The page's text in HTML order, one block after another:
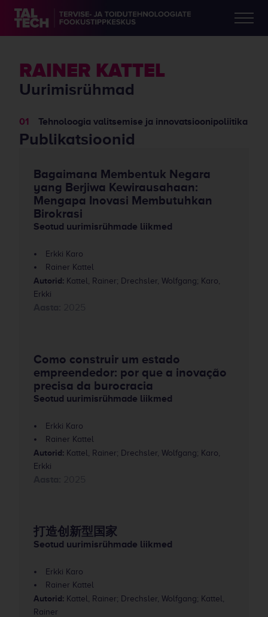
RAINER KATTEL
Uurimisrühmad
Tehnoloogia valitsemise ja innovatsioonipoliitika
Publikatsioonid
Bagaimana Membentuk Negara
yang Berjiwa Kewirausahaan:
Mengapa Inovasi Membutuhkan
Birokrasi
Seotud uurimisrühmade liikmed
Erkki Karo
Rainer Kattel
Autorid: Kattel, Rainer; Drechsler, Wolfgang; Karo,
Erkki
Como construir um estado
empreendedor: por que a inovação
precisa da burocracia
Seotud uurimisrühmade liikmed
Erkki Karo
Rainer Kattel
Autorid: Kattel, Rainer; Drechsler, Wolfgang; Karo,
Erkki
打造创新型国家
Seotud uurimisrühmade liikmed
Erkki Karo
Rainer Kattel
Autorid: Kattel, Rainer; Drechsler, Wolfgang; Kattel,
Rainer